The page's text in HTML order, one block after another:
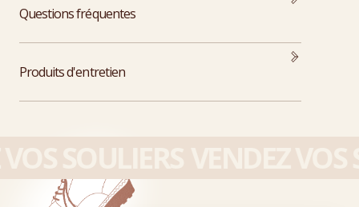
Questions fréquentes
Produits d'entretien